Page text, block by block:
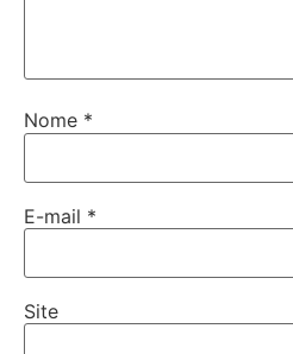
Nome *
E-mail *
Site